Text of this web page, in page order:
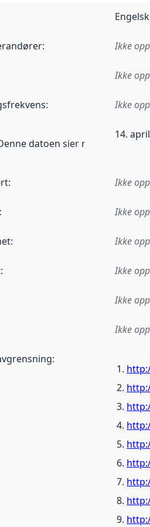
Engelsk
: Ikke
Ikke
: Ikke
datoen sier når dataene i
14.
: Ikke
: Ikke
: Ikke
: Ikke
Ikke
Ikke
: